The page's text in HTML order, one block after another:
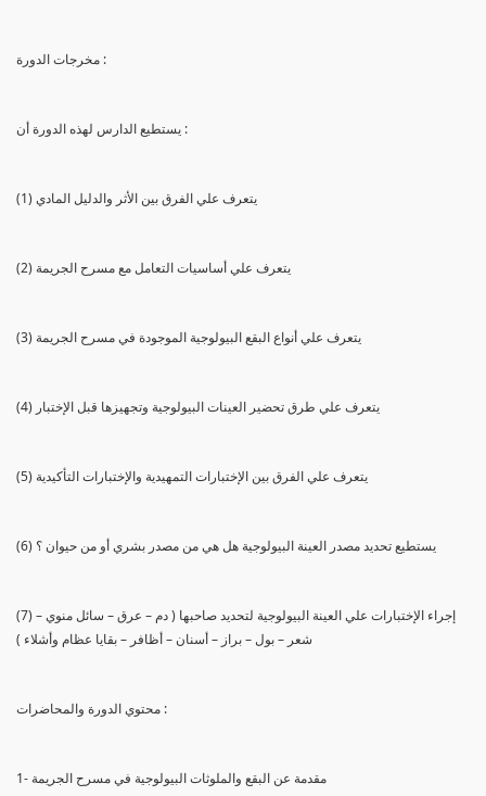
مخرجات الدورة :
يستطيع الدارس لهذه الدورة أن :
(1) يتعرف علي الفرق بين الأثر والدليل المادي
(2) يتعرف علي أساسيات التعامل مع مسرح الجريمة
(3) يتعرف علي أنواع البقع البيولوجية الموجودة في مسرح الجريمة
(4) يتعرف علي طرق تحضير العينات البيولوجية وتجهيزها قبل الإختبار
(5) يتعرف علي الفرق بين الإختبارات التمهيدية والإختبارات التأكيدية
(6) يستطيع تحديد مصدر العينة البيولوجية هل هي من مصدر بشري أو من حيوان ؟
(7) إجراء الإختبارات علي العينة البيولوجية لتحديد صاحبها ( دم – عرق – سائل منوي –
شعر – بول – براز – أسنان – أظافر – بقايا عظام وأشلاء )
محتوي الدورة والمحاضرات :
1- مقدمة عن البقع والملوثات البيولوجية في مسرح الجريمة